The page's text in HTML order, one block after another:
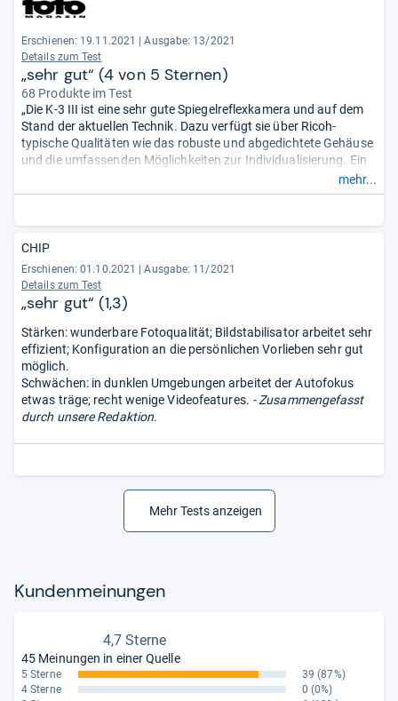
Erschienen: 19.11.2021 | Ausgabe: 13/2021
Details zum Test
„sehr gut“ (4 von 5 Sternen)
68 Produkte im Test
„Die K-3 III ist eine sehr gute Spiegelreflexkamera und auf dem
Stand der aktuellen Technik. Dazu verfügt sie über Ricoh-
typische Qualitäten wie das robuste und abgedichtete Gehäuse
und die umfassenden Möglichkeiten zur Individualisierung. Ein
Manko ist vielleicht der rückwärtige Monitor, der sich weder
klappen noch schwenken lässt. ...“
mehr...
CHIP
Erschienen: 01.10.2021 | Ausgabe: 11/2021
Details zum Test
„sehr gut“ (1,3)
Stärken: wunderbare Fotoqualität; Bildstabilisator arbeitet sehr
effizient; Konfiguration an die persönlichen Vorlieben sehr gut
möglich.
Schwächen: in dunklen Umgebungen arbeitet der Autofokus
etwas träge; recht wenige Videofeatures. - Zusammengefasst
durch unsere Redaktion.
Mehr Tests anzeigen
Kun­den­mei­nun­gen
4,7 Sterne
45 Meinungen in einer Quelle
5 Sterne 39 (87%)
4 Sterne
0 (0%)